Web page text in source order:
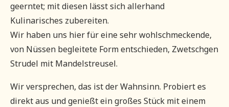
geerntet; mit diesen lässt sich allerhand
Kulinarisches zubereiten.
Wir haben uns hier für eine sehr wohlschmeckende,
von Nüssen begleitete Form entschieden, Zwetschgen
Strudel mit Mandelstreusel.
Wir versprechen, das ist der Wahnsinn. Probiert es
direkt aus und genießt ein großes Stück mit einem